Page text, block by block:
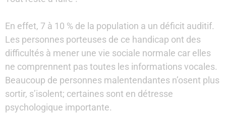
En effet, 7 à 10 % de la population a un déficit auditif.
Les personnes porteuses de ce handicap ont des
difficultés à mener une vie sociale normale car elles
ne comprennent pas toutes les informations vocales.
Beaucoup de personnes malentendantes n’osent plus
sortir, s’isolent; certaines sont en détresse
psychologique importante.